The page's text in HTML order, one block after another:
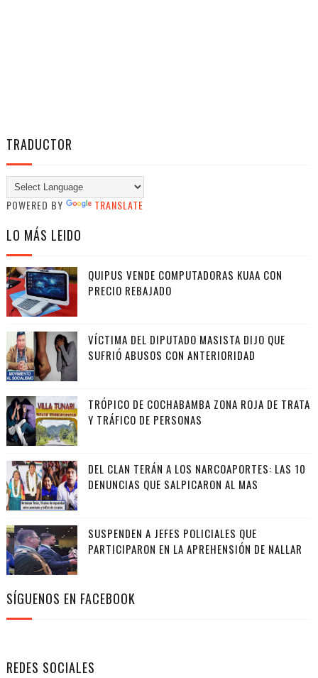
TRADUCTOR
POWERED BY TRANSLATE
LO MÁS LEIDO
QUIPUS VENDE COMPUTADORAS KUAA CON
PRECIO REBAJADO
VÍCTIMA DEL DIPUTADO MASISTA DIJO QUE
SUFRIÓ ABUSOS CON ANTERIORIDAD
TRÓPICO DE COCHABAMBA ZONA ROJA DE TRATA
Y TRÁFICO DE PERSONAS
DEL CLAN TERÁN A LOS NARCOAPORTES: LAS 10
DENUNCIAS QUE SALPICARON AL MAS
SUSPENDEN A JEFES POLICIALES QUE
PARTICIPARON EN LA APREHENSIÓN DE NALLAR
SÍGUENOS EN FACEBOOK
REDES SOCIALES